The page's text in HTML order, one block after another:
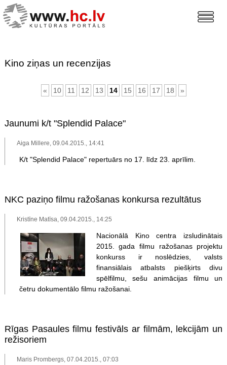
Kino ziņas un recenzijas
« 10 11 12 13 14 15 16 17 18 »
Jaunumi k/t "Splendid Palace"
Aiga Millere, 09.04.2015., 14:41
K/t "Splendid Palace" repertuārs no 17. līdz 23. aprīlim.
NKC paziņo filmu ražošanas konkursa rezultātus
Kristīne Matīsa, 09.04.2015., 14:25
Nacionālā Kino centra izsludinātais
2015. gada filmu ražošanas projektu
konkurss ir noslēdzies, valsts
finansiālais atbalsts piešķirts divu
spēlfilmu, sešu animācijas filmu un
četru dokumentālo filmu ražošanai.
Rīgas Pasaules filmu festivāls ar filmām, lekcijām un
režisoriem
Maris Prombergs, 07.04.2015., 07:03